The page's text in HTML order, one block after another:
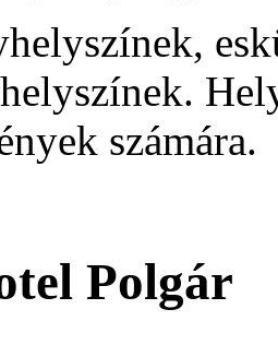
számára.
Polgár